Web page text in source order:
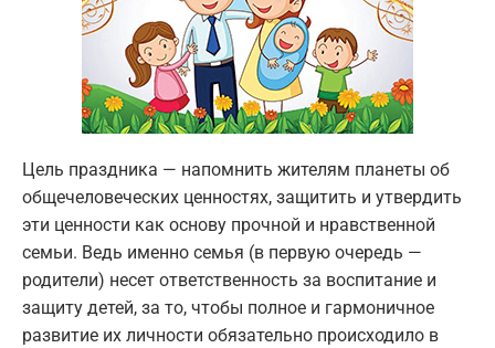
Цель праздника — напомнить жителям планеты об
общечеловеческих ценностях, защитить и утвердить
эти ценности как основу прочной и нравственной
семьи. Ведь именно семья (в первую очередь —
родители) несет ответственность за воспитание и
защиту детей, за то, чтобы полное и гармоничное
развитие их личности обязательно происходило в